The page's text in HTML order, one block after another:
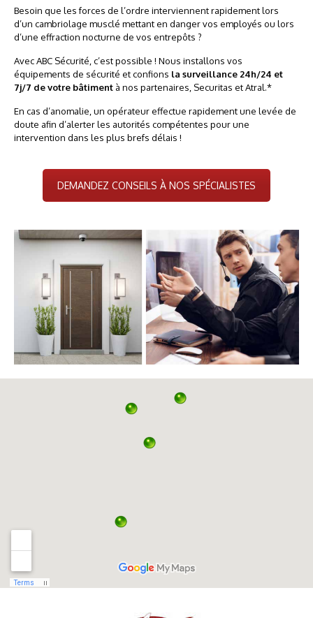
Besoin que les forces de l’ordre interviennent rapidement lors
d’un cambriolage musclé mettant en danger vos employés ou lors
d’une effraction nocturne de vos entrepôts ?
Avec ABC Sécurité, c’est possible ! Nous installons vos
équipements de sécurité et confions la surveillance 24h/24 et
7j/7 de votre bâtiment à nos partenaires, Securitas et Atral.*
En cas d’anomalie, un opérateur effectue rapidement une levée de
doute afin d’alerter les autorités compétentes pour une
intervention dans les plus brefs délais !
DEMANDEZ CONSEILS À NOS SPÉCIALISTES